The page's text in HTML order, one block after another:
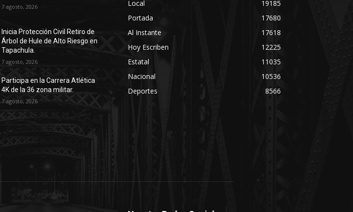
7 agosto, 2026
Inicia Protección Civil Retiro de
Árbol de Hule de Alto Riesgo en
Tapachula.
7 agosto, 2026
Participa en la Carrera Atlética
4K de la 36 zona militar.
7 agosto, 2026
Local
19185
Portada
17680
Al Instante
17618
Hoy Escriben
12225
Estatal
11035
Nacional
10536
Deportes
8566